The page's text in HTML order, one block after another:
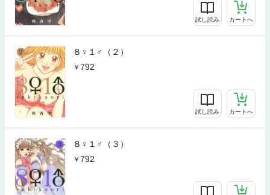
試し読み カートへ
８♀１♂（２）
792
試し読み カートへ
８♀１♂（３）
792